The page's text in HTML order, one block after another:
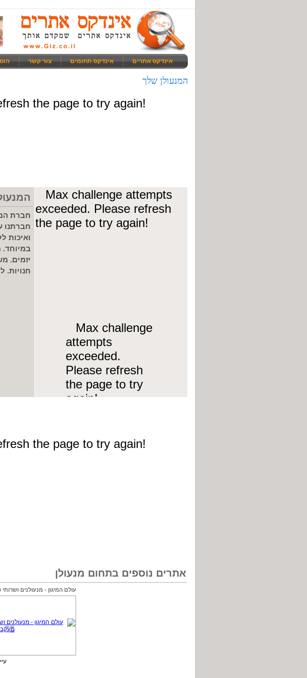
אינדקס אתרים אינדקס תחומים צור קשר
המנעולן שלך
חברת
ואיכות
במיוחד.
יזמים.
חנויות.
אתרים נוספים בתחום מנעולן
עולם המיגון - מנעולנים